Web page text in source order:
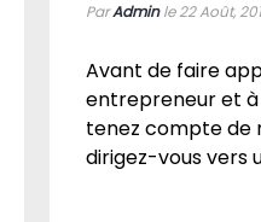
ParAdminle 22Août,
Avant de faire
entrepreneur et
tenez compte de
dirigez-vous vers